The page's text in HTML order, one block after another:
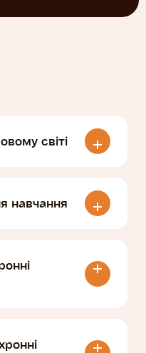
світі
навчання